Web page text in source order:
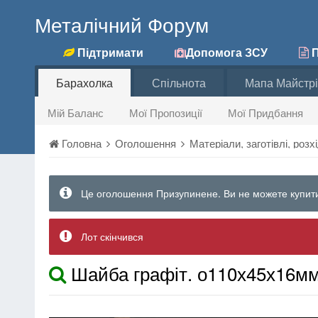
Металічний Форум
Підтримати Допомога ЗСУ
Барахолка
Мій Баланс Мої Пропозиції Мої Придбання
Спільнота Мапа
Головна Оголошення Матеріали, заготівлі,
Це оголошення Призупинене. Ви не можете
Лот скінчився
Шайба графіт.